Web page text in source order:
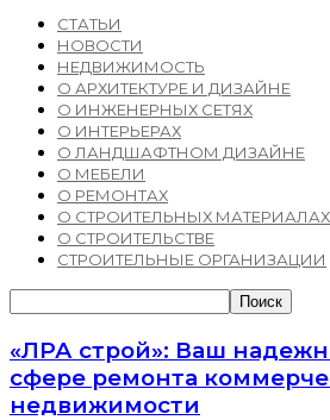
СТАТЬИ
НОВОСТИ
НЕДВИЖИМОСТЬ
О АРХИТЕКТУРЕ И ДИЗАЙНЕ
О ИНЖЕНЕРНЫХ СЕТЯХ
О ИНТЕРЬЕРАХ
О ЛАНДШАФТНОМ ДИЗАЙНЕ
О МЕБЕЛИ
О РЕМОНТАХ
О СТРОИТЕЛЬНЫХ МАТЕРИАЛАХ
О СТРОИТЕЛЬСТВЕ
СТРОИТЕЛЬНЫЕ ОРГАНИЗАЦИИ
«ЛРА строй»: Ваш
сфере ремонта
недвижимости